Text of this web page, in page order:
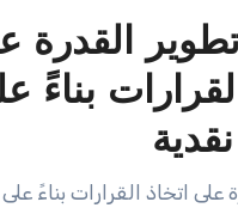
القدرة
بناءً
على اتخاذ القرارات بناءً